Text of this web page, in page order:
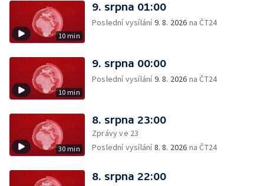
10 min
9. srpna 01:00
Poslední vysílání9. 8. 2026 na ČT24
10 min
9. srpna 00:00
Poslední vysílání9. 8. 2026 na ČT24
30 min
8. srpna 23:00
Zprávy ve 23
Poslední vysílání8. 8. 2026 na ČT24
8. srpna 22:00